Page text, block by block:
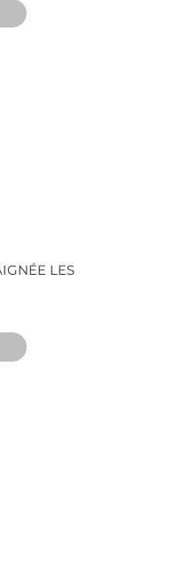
LES